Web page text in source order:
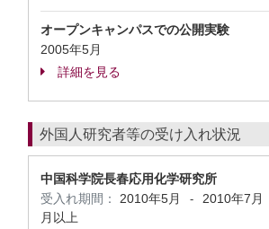
オープンキャンパスでの公開実験
2005年5月
詳細を見る
外国人研究者等の受け入れ状況
中国科学院長春応用化学研究所
受入れ期間：
2010年5月 - 2010年7月
月以上